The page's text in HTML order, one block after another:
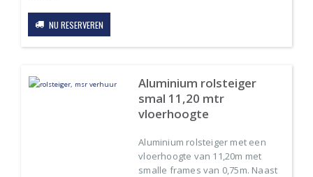
NU RESERVEREN
Aluminium rolsteiger
smal 11,20 mtr
vloerhoogte
Aluminium rolsteiger met een
vloerhoogte van 11,20m met
smalle frames van 0,75m. Naast